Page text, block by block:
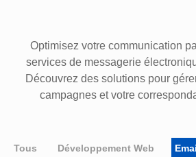
Optimisez votre communication
services de messagerie
Découvrez des solutions pour
campagnes et votre
Tous Développement Web